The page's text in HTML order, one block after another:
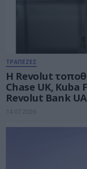
ΤΡΑΠΕΖΕΣ
Η Revolut
Chase UK, Kuba
Revolut Bank
14.07.2026